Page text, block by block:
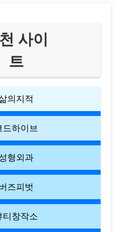
사이
트
의지적
드하이브
형외과
즈피벗
티창작소